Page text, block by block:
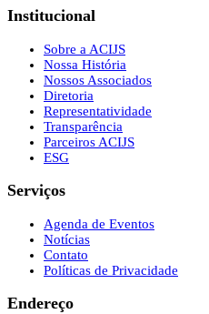
Institucional
Sobre a ACIJS
Nossa História
Nossos Associados
Diretoria
Representatividade
Transparência
Parceiros ACIJS
ESG
Serviços
Agenda de Eventos
Notícias
Contato
Políticas de Privacidade
Endereço